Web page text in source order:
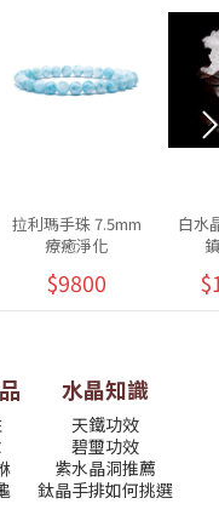
拉利瑪手珠 7.5mm
療癒淨化
$9800
白水
水晶知識
天鐵功效
碧璽功效
紫水晶洞推薦
鈦晶手排如何挑選